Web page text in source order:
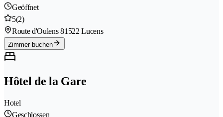
Geöffnet
5(2)
Route d'Oulens 81522 Lucens
Zimmer buchen
Hôtel de la Gare
Hotel
Geschlossen